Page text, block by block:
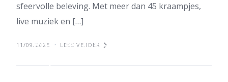
sfeervolle beleving. Met meer dan 45 kraampjes,
live muziek en […]
11/09/2025 LEES VERDER
Magisch Maastricht